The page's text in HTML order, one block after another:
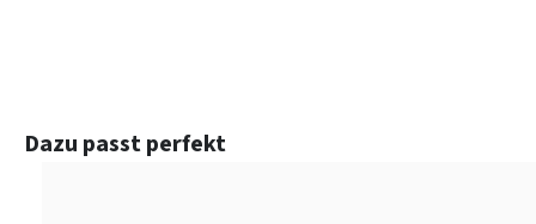
Produktgalerie überspringen
Dazu passt perfekt